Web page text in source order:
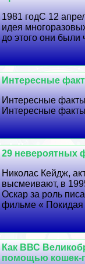
1981 годС 12
идея
до этого они
Интересные
Интересные
Интересные
29 невероятных
Николас Кейдж,
высмеивают, в
Оскар за роль
фильме « Покидая
Как ВВС
помощью кошек-